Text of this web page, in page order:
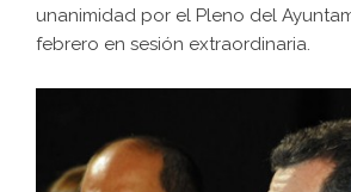
unanimidad por el Pleno del
febrero en sesión extraordinaria.